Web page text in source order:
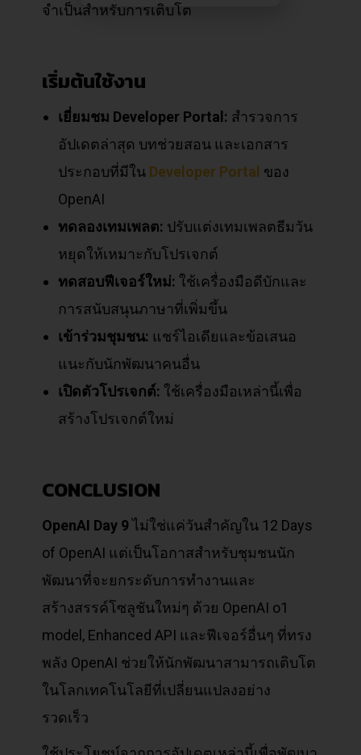
จำเป็นสำหรับการเติบโต
เริ่มต้นใช้งาน
เยี่ยมชม Developer Portal: สำรวจการ
อัปเดตล่าสุด บทช่วยสอน และเอกสาร
ประกอบที่มีใน Developer Portal ของ
OpenAI
ทดลองเทมเพลต: ปรับแต่งเทมเพลตธีมวัน
หยุดให้เหมาะกับโปรเจกต์
ทดสอบฟีเจอร์ใหม่: ใช้เครื่องมือดีบักและ
การสนับสนุนภาษาที่เพิ่มขึ้น
เข้าร่วมชุมชน: แชร์ไอเดียและข้อเสนอ
แนะกับนักพัฒนาคนอื่น
เปิดตัวโปรเจกต์: ใช้เครื่องมือเหล่านี้เพื่อ
สร้างโปรเจกต์ใหม่
CONCLUSION
OpenAI Day 9ไม่ใช่แค่วันสำคัญใน 12 Days
of OpenAI แต่เป็นโอกาสสำหรับชุมชนนัก
พัฒนาที่จะยกระดับการทำงานและ
สร้างสรรค์โซลูชันใหม่ๆ ด้วย OpenAI o1
model, Enhanced API และฟีเจอร์อื่นๆ ที่ทรง
พลัง OpenAI ช่วยให้นักพัฒนาสามารถเติบโต
ในโลกเทคโนโลยีที่เปลี่ยนแปลงอย่าง
รวดเร็ว